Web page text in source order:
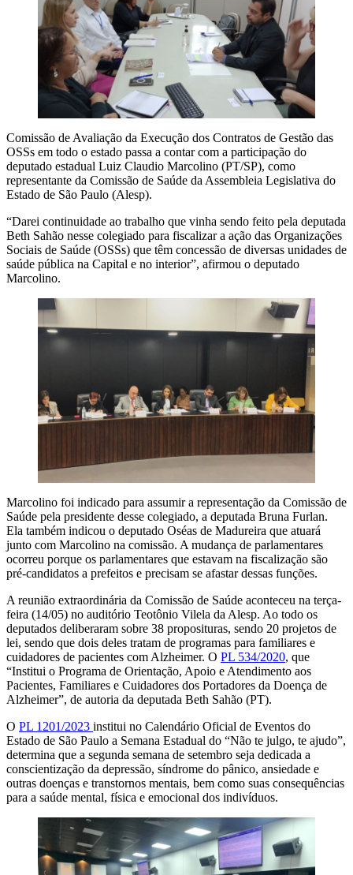
Comissão de Avaliação da Execução dos Contratos de Gestão das
OSSs em todo o estado passa a contar com a participação do
deputado estadual Luiz Claudio Marcolino (PT/SP), como
representante da Comissão de Saúde da Assembleia Legislativa do
Estado de São Paulo (Alesp).
“Darei continuidade ao trabalho que vinha sendo feito pela deputada
Beth Sahão nesse colegiado para fiscalizar a ação das Organizações
Sociais de Saúde (OSSs) que têm concessão de diversas unidades de
saúde pública na Capital e no interior”, afirmou o deputado
Marcolino.
Marcolino foi indicado para assumir a representação da Comissão de
Saúde pela presidente desse colegiado, a deputada Bruna Furlan.
Ela também indicou o deputado Oséas de Madureira que atuará
junto com Marcolino na comissão. A mudança de parlamentares
ocorreu porque os parlamentares que estavam na fiscalização são
pré-candidatos a prefeitos e precisam se afastar dessas funções.
A reunião extraordinária da Comissão de Saúde aconteceu na terça-
feira (14/05) no auditório Teotônio Vilela da Alesp. Ao todo os
deputados deliberaram sobre 38 proposituras, sendo 20 projetos de
lei, sendo que dois deles tratam de programas para familiares e
cuidadores de pacientes com Alzheimer. O PL 534/2020, que
“Institui o Programa de Orientação, Apoio e Atendimento aos
Pacientes, Familiares e Cuidadores dos Portadores da Doença de
Alzheimer”, de autoria da deputada Beth Sahão (PT).
O PL 1201/2023 institui no Calendário Oficial de Eventos do
Estado de São Paulo a Semana Estadual do “Não te julgo, te ajudo”,
determina que a segunda semana de setembro seja dedicada a
conscientização da depressão, síndrome do pânico, ansiedade e
outras doenças e transtornos mentais, bem como suas consequências
para a saúde mental, física e emocional dos indivíduos.